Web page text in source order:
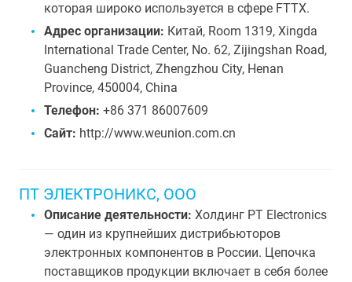
которая широко используется в сфере FTTX.
Адрес организации: Китай, Room 1319, Xingda
International Trade Center, No. 62, Zijingshan Road,
Guancheng District, Zhengzhou City, Henan
Province, 450004, China
Телефон: +86 371 86007609
Сайт: http://www.weunion.com.cn
ПТ ЭЛЕКТРОНИКС, ООО
Описание деятельности: Холдинг PT Electronics
— один из крупнейших дистрибьюторов
электронных компонентов в России. Цепочка
поставщиков продукции включает в себя более